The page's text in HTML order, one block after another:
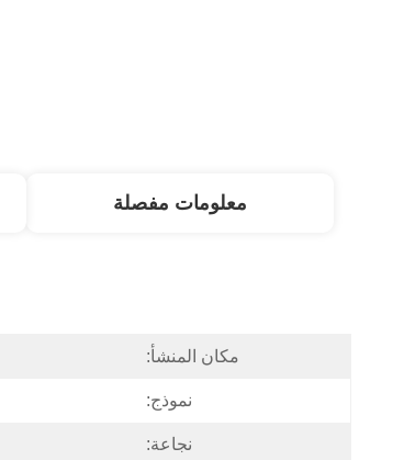
معلومات مفصلة
مكان المنشأ:
نموذج:
نجاعة: